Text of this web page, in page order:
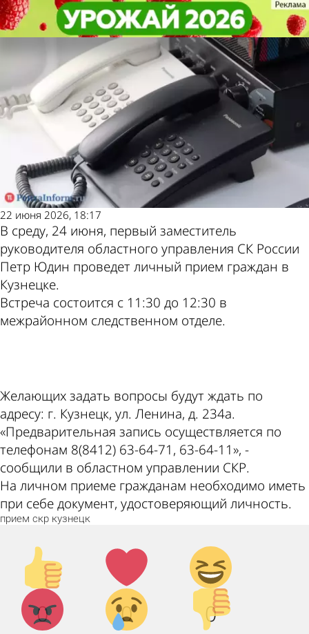
24 июня в СКР выслушают
жителей Кузнецкого района
Общество
22 июня 2026, 18:17
В среду, 24 июня, первый заместитель
руководителя областного управления СК России
Петр Юдин проведет личный прием граждан в
Кузнецке.
Встреча состоится с 11:30 до 12:30 в
межрайонном следственном отделе.
Желающих задать вопросы будут ждать по
адресу: г. Кузнецк, ул. Ленина, д. 234а.
«Предварительная запись осуществляется по
телефонам 8(8412) 63-64-71, 63-64-11», -
сообщили в областном управлении СКР.
На личном приеме гражданам необходимо иметь
при себе документ, удостоверяющий личность.
прием скр кузнецк
Палец
вверх!
0
Лайк!
0
Дикий
смех!
0
Агрессия!
Грусть
:(
Палец
вниз!
24 июня в СКР выслушают
жителей Кузнецкого района
Общество
Другие новости по
теме
Погода и курсы валют
в Пензе